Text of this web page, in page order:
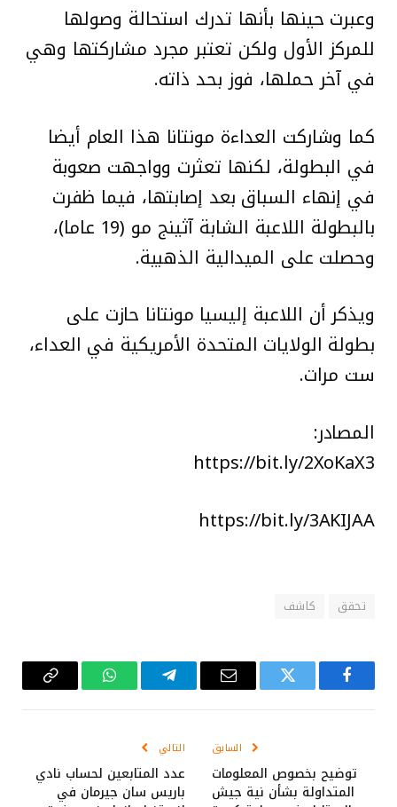
وعبرت حينها بأنها تدرك استحالة وصولها
للمركز الأول ولكن تعتبر مجرد مشاركتها وهي
في آخر حملها، فوز بحد ذاته.
كما وشاركت العداءة مونتانا هذا العام أيضا
في البطولة، لكنها تعثرت وواجهت صعوبة
في إنهاء السباق بعد إصابتها، فيما ظفرت
بالبطولة اللاعبة الشابة آثينج مو (19 عاما)،
وحصلت على الميدالية الذهبية.
ويذكر أن اللاعبة إليسيا مونتانا حازت على
بطولة الولايات المتحدة الأمريكية في العداء،
ست مرات.
المصادر:
https://bit.ly/2XoKaX3
https://bit.ly/3AKIJAA
تحقق كاشف
فيسبوك تويتر
البريد
تيلقرام واتساب Copy
السابق
توضيح بخصوص المعلومات
المتداولة بشأن نية جيش
التالي
عدد المتابعين لحساب نادي
باريس سان جيرمان في